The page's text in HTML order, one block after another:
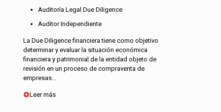
Auditoría Legal Due Diligence
Auditor Independiente
La Due Diligence financiera tiene como objetivo
determinar y evaluar la situación económica
financiera y patrimonial de la entidad objeto de
revisión en un proceso de compraventa de
empresas…
Leer más